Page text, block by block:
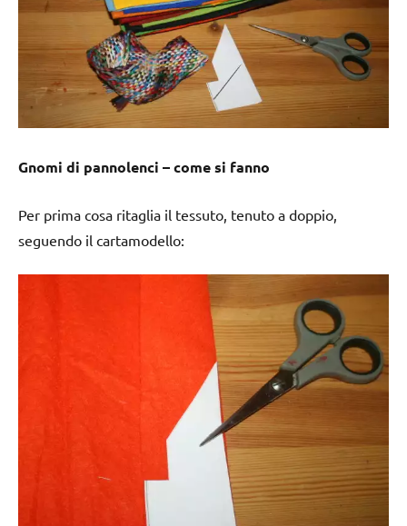
Gnomi di pannolenci – come si fanno
Per prima cosa ritaglia il tessuto, tenuto a doppio,
seguendo il cartamodello: